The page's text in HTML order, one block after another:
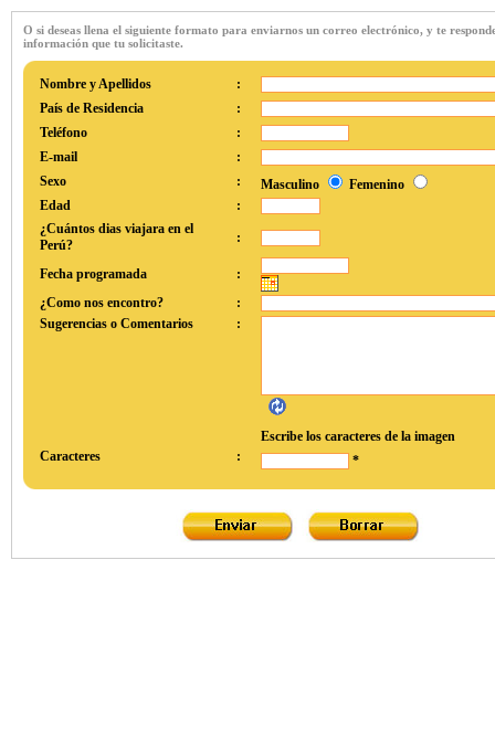
O si deseas llena el siguiente formato para enviarnos un correo electrónico, y te
información que tu solicitaste.
Nombre y Apellidos
:
País de Residencia
:
Teléfono
:
E-mail
:
Sexo
: Masculino
Femenino
Edad
:
¿Cuántos dias viajara en el
Perú?
:
Fecha programada
:
¿Como nos encontro?
:
Sugerencias o Comentarios
:
Escribe los caracteres de la imagen
Caracteres
: *